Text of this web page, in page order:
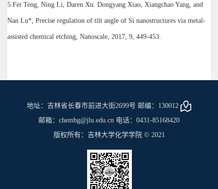
5.Fei Teng, Ning Li, Daren Xu. Dongyang Xiao, Xiangchao Yang, and
Nan Lu*, Precise regulation of tilt angle of Si nanostructures via metal-
assisted chemical etching, Nanoscale, 2017, 9, 449-453.
地址：吉林省长春市前进大街2699号 邮编：130012
邮箱：chembg@jlu.edu.cn 电话：0431-85168420
版权所有：吉林大学化学学院 © 2021